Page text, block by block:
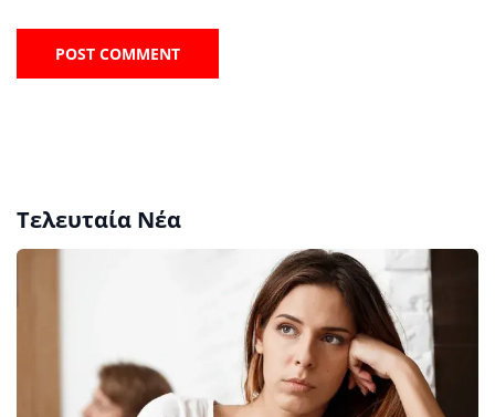
Τελευταία Νέα